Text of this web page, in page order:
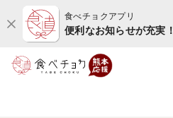
食べチョクアプリ
便利なお知らせが充実！